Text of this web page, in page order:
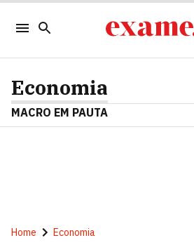
Economia
MACRO EM PAUTA
Home Economia